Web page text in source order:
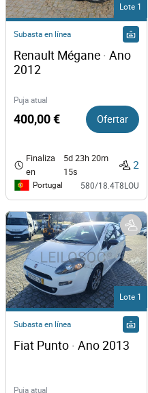
Lote 1
Subasta en línea
Renault Mégane · Ano
2012
Puja atual
400,00 € Ofertar
Finaliza
en
5d 23h 20m
15s
2
Portugal 580/18.4T8LOU
Lote 1
Subasta en línea
Fiat Punto · Ano 2013
Puja atual